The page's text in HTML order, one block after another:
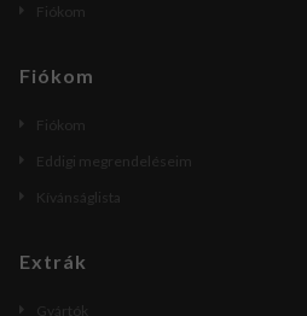
Fiókom
Fiókom
Fiókom
Eddigi megrendeléseim
Kívánságlista
Extrák
Gyártók